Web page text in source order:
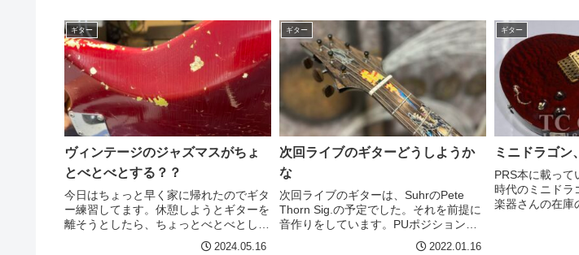
ギター
ヴィンテージのジャズマスがちょ
とべとべとする？？
今日はちょっと早く家に帰れたのでギタ
ー練習してます。休憩しようとギターを
離そうとしたら、ちょっとべとべとした
感じで洋服にひっつきました。ん？コン
2024.05.16
ギター
次回ライブのギターどうしようか
な
次回ライブのギターは、SuhrのPete
Thorn Sig.の予定でした。それを前提に
音作りをしています。PUポジションで
シングルの方が似合う曲などもあり、さ
2022.01.16
ギター
ミニドラゴン
PRS本に載って
時代のミニドラ
楽器さんの在庫
ルドラゴンと